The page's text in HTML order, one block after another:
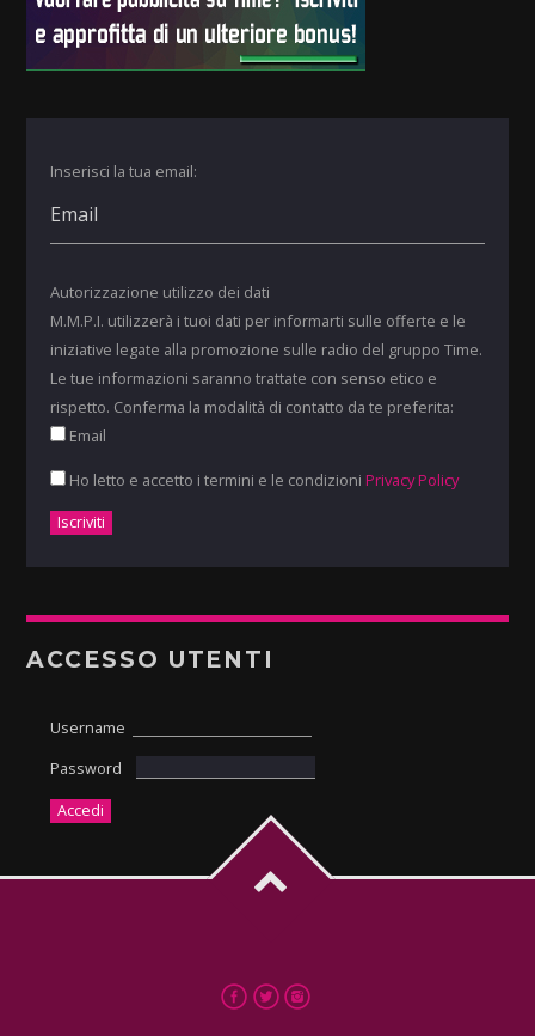
Inserisci la tua email:
Autorizzazione utilizzo dei dati
M.M.P.I. utilizzerà i tuoi dati per informarti sulle offerte e le
iniziative legate alla promozione sulle radio del gruppo Time.
Le tue informazioni saranno trattate con senso etico e
rispetto. Conferma la modalità di contatto da te preferita:
Email
Ho letto e accetto i termini e le condizioni Privacy Policy
ACCESSO UTENTI
Username
Password